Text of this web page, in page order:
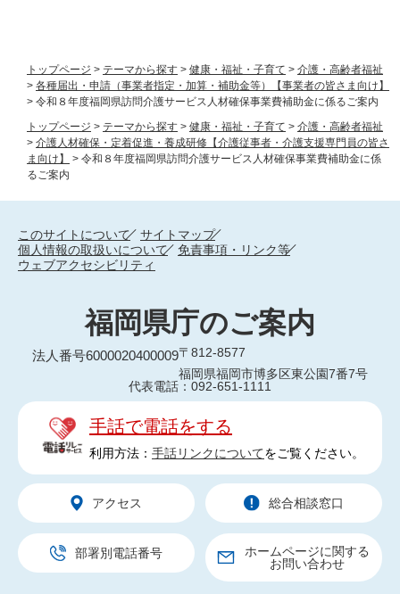
トップページ > テーマから探す > 健康・福祉・子育て > 介護・高齢者福祉
> 各種届出・申請（事業者指定・加算・補助金等）【事業者の皆さま向け】
> 令和８年度福岡県訪問介護サービス人材確保事業費補助金に係るご案内
トップページ > テーマから探す > 健康・福祉・子育て > 介護・高齢者福祉
> 介護人材確保・定着促進・養成研修【介護従事者・介護支援専門員の皆さ
ま向け】
> 令和８年度福岡県訪問介護サービス人材確保事業費補助金に係
るご案内
このサイトについて
サイトマップ
個人情報の取扱いについて
免責事項・リンク等
ウェブアクセシビリティ
福岡県庁のご案内
法人番号6000020400009〒812-8577
福岡県福岡市博多区東公園7番7号
代表電話：092-651-1111
手話で電話をする
利用方法： 手話リンクについてをご覧ください。
アクセス 総合相談窓口
部署別電話番号
ホームページに関する
お問い合わせ